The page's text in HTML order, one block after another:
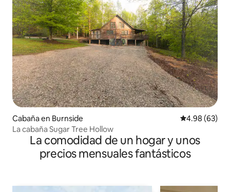
Cabaña en Burnside Calificación
4.98 (63)
La cabaña Sugar Tree Hollow
La comodidad de un hogar y unos
precios mensuales fantásticos